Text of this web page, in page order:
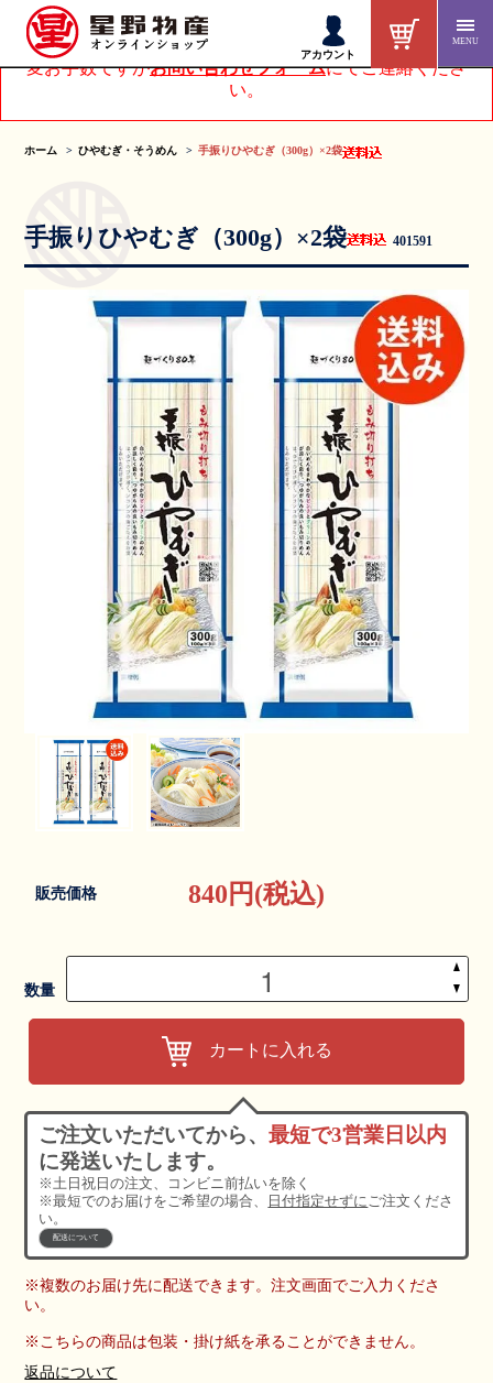
アカウント
MENU
アカウントページにてお客様情報を変更された方は、大
変お手数ですがお問い合わせフォームにてご連絡くださ
い。
ホーム ひやむぎ・そうめん 手振りひやむぎ（300g）×2袋
手振りひやむぎ（300g）×2袋 401591
販売価格 840円(税込)
数量
▲
▼
カートに入れる
ご注文いただいてから、最短で3営業日以内
に発送いたします。
※土日祝日の注文、コンビニ前払いを除く
※最短でのお届けをご希望の場合、
日付指定せずにご注文くださ
い。
配送について
※複数のお届け先に配送できます。注文画面でご入力くださ
い。
※こちらの商品は包装・掛け紙を承ることができません。
返品について